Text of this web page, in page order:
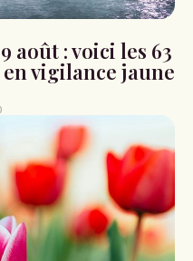
août : voici les 63
vigilance jaune